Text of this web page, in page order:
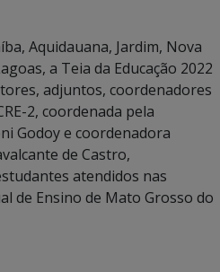
Aquidauana, Jardim, Nova
a Teia da Educação 2022
adjuntos, coordenadores
2, coordenada pela
Godoy e coordenadora
de Castro,
atendidos nas
de Ensino de Mato Grosso do